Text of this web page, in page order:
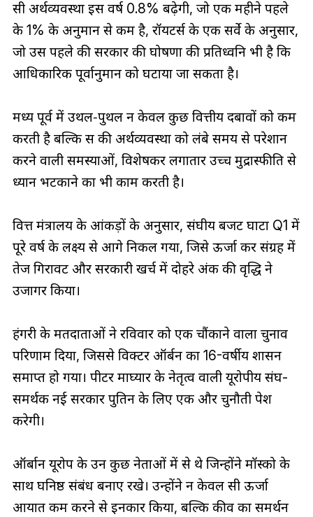
रूसी अर्थव्यवस्था इस वर्ष 0.8% बढ़ेगी, जो एक महीने पहले
के 1% के अनुमान से कम है, रॉयटर्स के एक सर्वे के अनुसार,
जो उस पहले की सरकार की घोषणा की प्रतिध्वनि भी है कि
आधिकारिक पूर्वानुमान को घटाया जा सकता है।
मध्य पूर्व में उथल‑पुथल न केवल कुछ वित्तीय दबावों को कम
करती है बल्कि रूस की अर्थव्यवस्था को लंबे समय से परेशान
करने वाली समस्याओं, विशेषकर लगातार उच्च मुद्रास्फीति से
ध्यान भटकाने का भी काम करती है।
वित्त मंत्रालय के आंकड़ों के अनुसार, संघीय बजट घाटा Q1 में
पूरे वर्ष के लक्ष्य से आगे निकल गया, जिसे ऊर्जा कर संग्रह में
तेज गिरावट और सरकारी खर्च में दोहरे अंक की वृद्धि ने
उजागर किया।
हंगरी के मतदाताओं ने रविवार को एक चौंकाने वाला चुनाव
परिणाम दिया, जिससे विक्टर ऑर्बन का 16-वर्षीय शासन
समाप्त हो गया। पीटर माघ्यार के नेतृत्व वाली यूरोपीय संघ-
समर्थक नई सरकार पुतिन के लिए एक और चुनौती पेश
करेगी।
ऑर्बान यूरोप के उन कुछ नेताओं में से थे जिन्होंने मॉस्को के
साथ घनिष्ठ संबंध बनाए रखे। उन्होंने न केवल रूसी ऊर्जा
आयात कम करने से इनकार किया, बल्कि कीव का समर्थन